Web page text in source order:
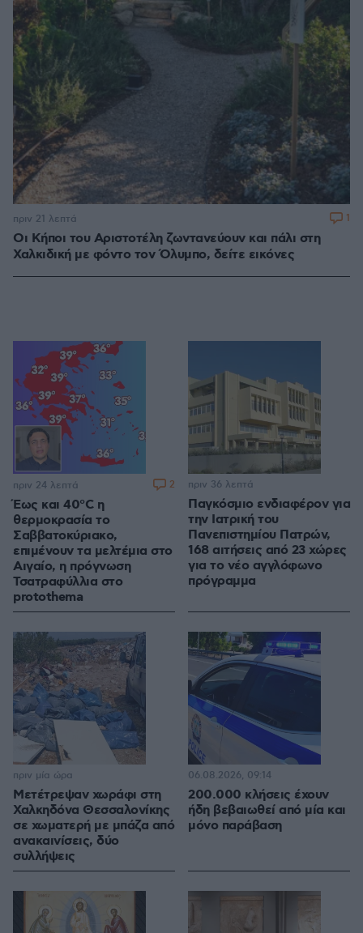
Οι Κήποι του Αριστοτέλη ζωντανεύουν και πάλι στη
Χαλκιδική με φόντο τον Όλυμπο, δείτε εικόνες
πριν 21 λεπτά 1
Έως και 40°C η
θερμοκρασία το
Σαββατοκύριακο,
επιμένουν τα μελτέμια στο
Αιγαίο, η πρόγνωση
Τσατραφύλλια στο
protothema
πριν 24 λεπτά 2
Παγκόσμιο ενδιαφέρον για
την Ιατρική του
Πανεπιστημίου Πατρών,
168 αιτήσεις από 23 χώρες
για το νέο αγγλόφωνο
πρόγραμμα
πριν 36 λεπτά
Μετέτρεψαν χωράφι στη
Χαλκηδόνα Θεσσαλονίκης
σε χωματερή με μπάζα από
ανακαινίσεις, δύο
συλλήψεις
πριν μία ώρα
200.000 κλήσεις έχουν
ήδη βεβαιωθεί από μία και
μόνο παράβαση
06.08.2026, 09:14